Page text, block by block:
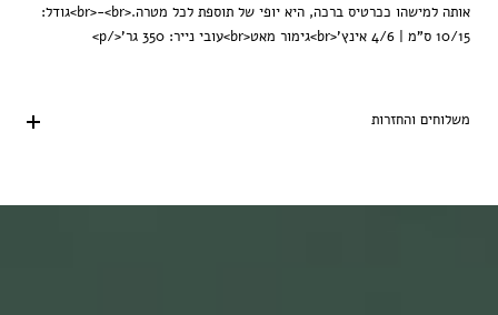
אותה למישהו ככרטיס ברכה, היא יופי של תוספת לכל מטרה.<br>-<br>גודל:
10/15 ס"מ | 4/6 אינץ'<br>גימור מאט<br>עובי נייר: 350 גר'</p>
משלוחים והחזרות